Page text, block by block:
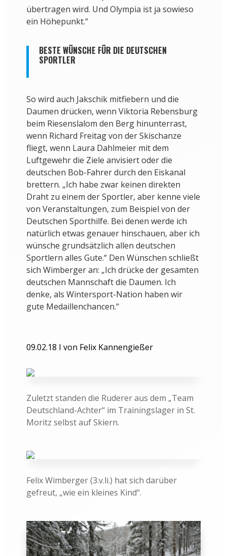
übertragen wird. Und Olympia ist ja sowieso
ein Höhepunkt.“
BESTE WÜNSCHE FÜR DIE DEUTSCHEN
SPORTLER
So wird auch Jakschik mitfiebern und die
Daumen drücken, wenn Viktoria Rebensburg
beim Riesenslalom den Berg hinunterrast,
wenn Richard Freitag von der Skischanze
fliegt, wenn Laura Dahlmeier mit dem
Luftgewehr die Ziele anvisiert oder die
deutschen Bob-Fahrer durch den Eiskanal
brettern. „Ich habe zwar keinen direkten
Draht zu einem der Sportler, aber kenne viele
von Veranstaltungen, zum Beispiel von der
Deutschen Sporthilfe. Bei denen werde ich
natürlich etwas genauer hinschauen, aber ich
wünsche grundsätzlich allen deutschen
Sportlern alles Gute.“ Den Wünschen schließt
sich Wimberger an: „Ich drücke der gesamten
deutschen Mannschaft die Daumen. Ich
denke, als Wintersport-Nation haben wir
gute Medaillenchancen.“
09.02.18 I von Felix Kannengießer
Zuletzt standen die Ruderer aus dem „Team
Deutschland-Achter“ im Trainingslager in St.
Moritz selbst auf Skiern.
Felix Wimberger (3.v.li.) hat sich darüber
gefreut, „wie ein kleines Kind“.